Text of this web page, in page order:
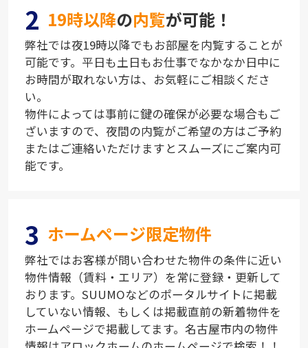
2 19時以降の内覧が可能！
弊社では夜19時以降でもお部屋を内覧することが
可能です。平日も土日もお仕事でなかなか日中に
お時間が取れない方は、お気軽にご相談くださ
い。
物件によっては事前に鍵の確保が必要な場合もご
ざいますので、夜間の内覧がご希望の方はご予約
またはご連絡いただけますとスムーズにご案内可
能です。
3 ホームページ限定物件
弊社ではお客様が問い合わせた物件の条件に近い
物件情報（賃料・エリア）を常に登録・更新して
おります。SUUMOなどのポータルサイトに掲載
していない情報、もしくは掲載直前の新着物件を
ホームページで掲載してます。名古屋市内の物件